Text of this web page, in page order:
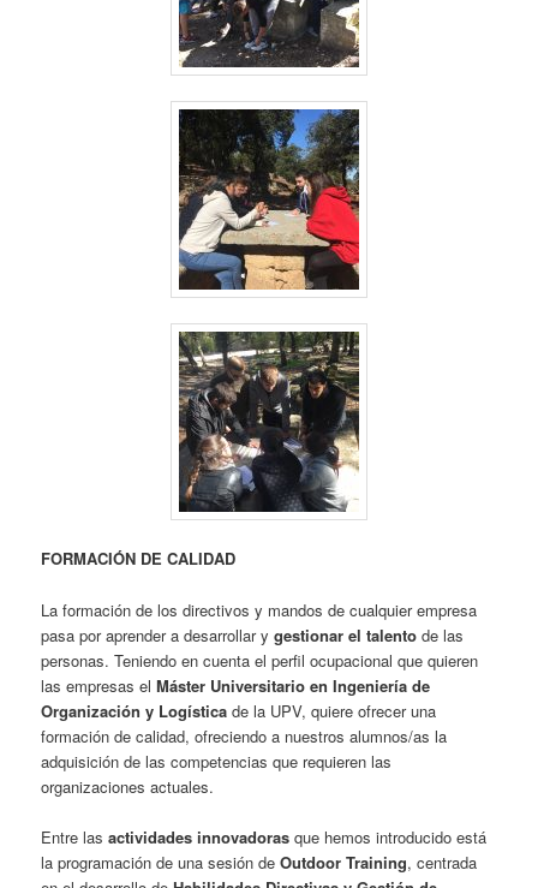
FORMACIÓN DE CALIDAD
La formación de los directivos y mandos de cualquier empresa
pasa por aprender a desarrollar ygestionar el talento de las
personas. Teniendo en cuenta el perfil ocupacional que quieren
las empresas elMáster Universitario en Ingeniería de
Organización y Logística de la UPV, quiere ofrecer una
formación de calidad, ofreciendo a nuestros alumnos/as la
adquisición de las competencias que requieren las
organizaciones actuales.
Entre lasactividades innovadoras que hemos introducido está
la programación de una sesión deOutdoor Training, centrada